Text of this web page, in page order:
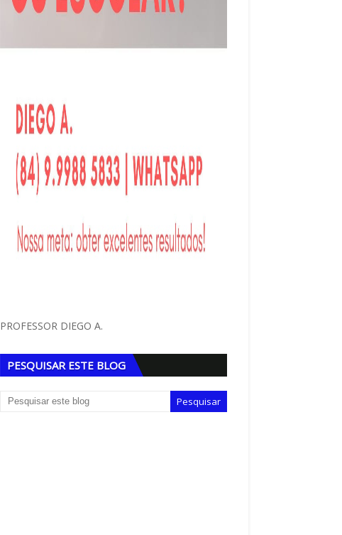
PROFESSOR DIEGO A.
PESQUISAR ESTE BLOG